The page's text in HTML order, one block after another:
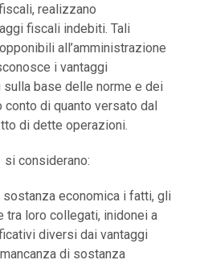
realizzano
fiscali indebiti. Tali
all’amministrazione
i vantaggi
base delle norme e dei
di quanto versato dal
di dette operazioni.
si considerano:
economica i fatti, gli
tra loro collegati, inidonei a
diversi dai vantaggi
di sostanza